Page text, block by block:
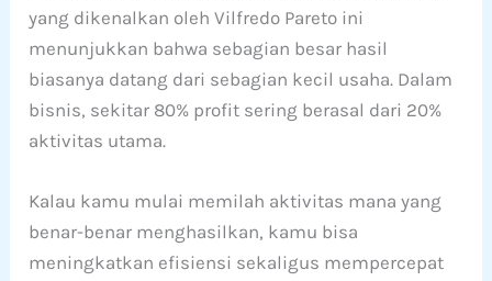
yang dikenalkan oleh Vilfredo Pareto ini
menunjukkan bahwa sebagian besar hasil
biasanya datang dari sebagian kecil usaha. Dalam
bisnis, sekitar 80% profit sering berasal dari 20%
aktivitas utama.
Kalau kamu mulai memilah aktivitas mana yang
benar-benar menghasilkan, kamu bisa
meningkatkan efisiensi sekaligus mempercepat